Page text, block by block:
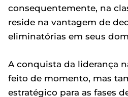
consequentemente, na
reside na vantagem de
eliminatórias em seus
A conquista da liderança
feito de momento, mas
estratégico para as fases